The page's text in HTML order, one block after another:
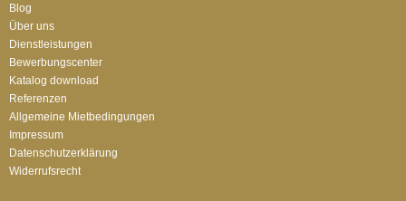
Blog
Über uns
Dienstleistungen
Bewerbungscenter
Katalog download
Referenzen
Allgemeine Mietbedingungen
Impressum
Datenschutzerklärung
Widerrufsrecht